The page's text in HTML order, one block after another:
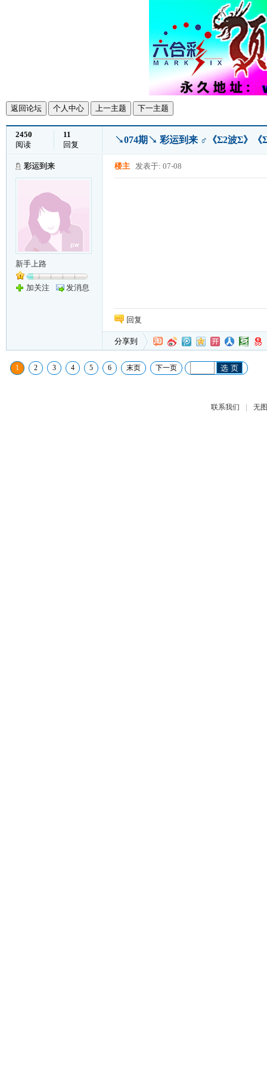
返回论坛 个人中心 上一主题 下一主题
2450
阅读
11
回复
↘074期↘ 彩运到来 ♂《Σ2波Σ》《
彩运到来
新手上路
加关注 发消息
楼主 发表于: 07-08
回复
分享到
1 2 3 4 5 6 末页 下一页 选 页
联系我们 | 无